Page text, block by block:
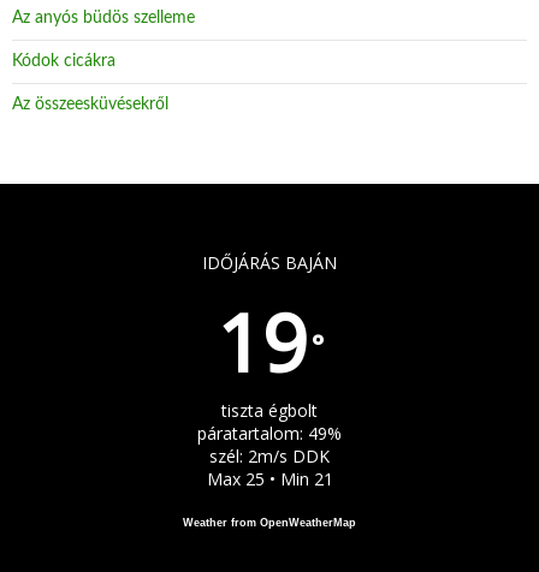
Az anyós büdös szelleme
Kódok cicákra
Az összeesküvésekről
IDŐJÁRÁS BAJÁN
19°
tiszta égbolt
páratartalom: 49%
szél: 2m/s DDK
Max 25 • Min 21
Weather from OpenWeatherMap